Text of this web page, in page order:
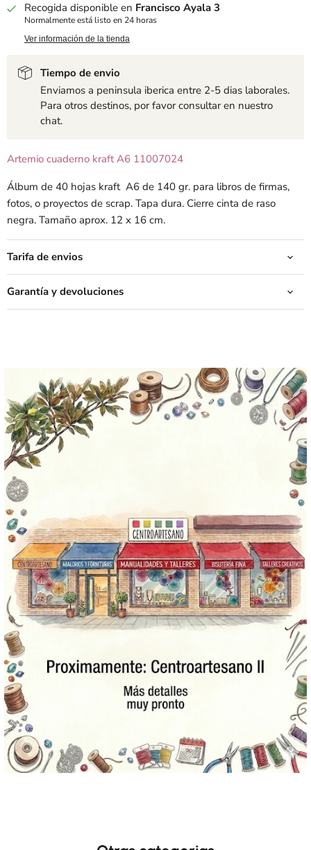
Recogida disponible en Francisco Ayala 3
Normalmente está listo en 24 horas
Ver información de la tienda
Tiempo de envio
Enviamos a peninsula iberica entre 2-5 dias laborales.
Para otros destinos, por favor consultar en nuestro
chat.
Artemio cuaderno kraft A6 11007024
Álbum de 40 hojas kraft A6 de 140 gr. para libros de firmas,
fotos, o proyectos de scrap. Tapa dura. Cierre cinta de raso
negra. Tamaño aprox. 12 x 16 cm.
Tarifa de envios
Garantía y devoluciones